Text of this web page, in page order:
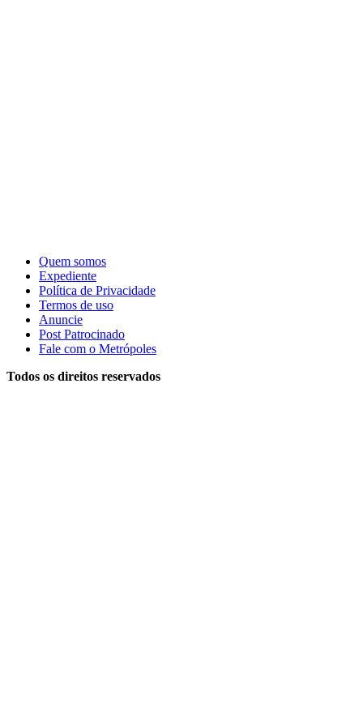
Quem somos
Expediente
Política de Privacidade
Termos de uso
Anuncie
Post Patrocinado
Fale com o Metrópoles
Todos os direitos reservados